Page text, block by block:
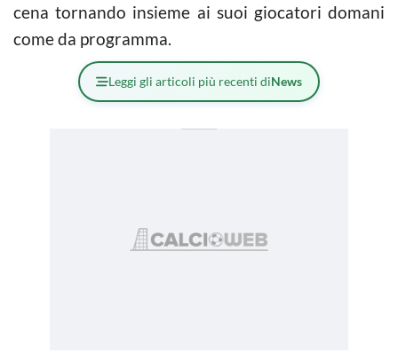
cena tornando insieme ai suoi giocatori domani
come da programma.
Leggi gli articoli più recenti diNews